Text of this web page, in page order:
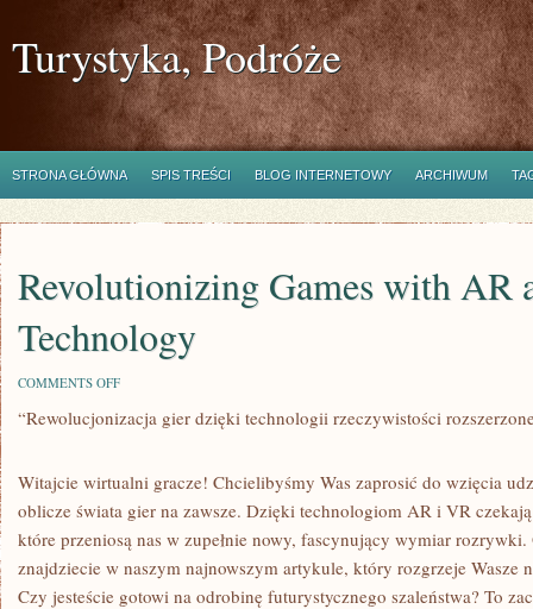
Turystyka, Podróże
STRONA GŁÓWNA SPIS TREŚCI BLOG INTERNETOWY ARCHIWUM
Revolutionizing Games with AR
Technology
COMMENTS OFFON
GAMES
WITH
VR
TECHNOLOGY
“Rewolucjonizacja gier⁣ dzięki technologii rzeczywistości
Witajcie ​wirtualni gracze!⁣ Chcielibyśmy Was zaprosić do wzięcia
oblicze świata‌ gier na zawsze. Dzięki technologiom AR i VR
które przeniosą nas w zupełnie nowy, fascynujący wymiar
znajdziecie w‍ naszym ​najnowszym artykule, który rozgrzeje Wasze
Czy jesteście gotowi na odrobinę futurystycznego⁣ szaleństwa? To